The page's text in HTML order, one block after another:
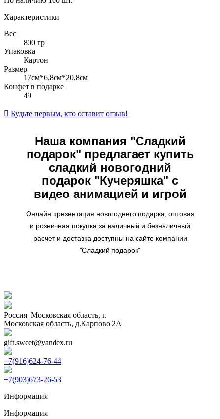
Характеристики
Вес
800 гр
Упаковка
Картон
Размер
17см*6,8см*20,8см
Конфет в подарке
49
 Будьте первым, кто оставит отзыв!
Наша компания "Сладкий
подарок" предлагает купить
сладкий новогодний
подарок "Кучеряшка" с
видео анимацией и игрой
Онлайн презентация новогоднего подарка, оптовая
и розничная покупка за наличный и безналичный
расчет и доставка доступны на сайте компании
"Сладкий подарок"
Россия, Московская область, г.
Московская область, д.Карпово 2А
gift.sweet@yandex.ru
+7(916)624-76-44
+7(903)673-26-53
Информация
Информация